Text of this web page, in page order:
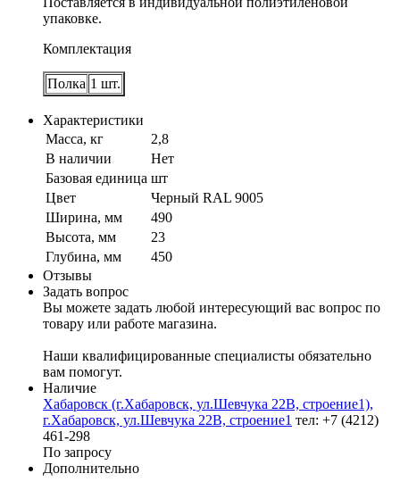
упаковке.
Комплектация
Полка 1 шт.
Характеристики
Масса, кг
2,8
В наличии
Нет
Базовая единица шт
Цвет
Черный RAL 9005
Ширина, мм
490
Высота, мм
23
Глубина, мм
450
Отзывы
Задать вопрос
Вы можете задать любой интересующий вас вопрос по
товару или работе магазина.
Наши квалифицированные специалисты обязательно
вам помогут.
Наличие
Хабаровск (г.Хабаровск, ул.Шевчука 22В, строение1),
г.Хабаровск, ул.Шевчука 22В, строение1 тел: +7 (4212)
461-298
По запросу
Дополнительно